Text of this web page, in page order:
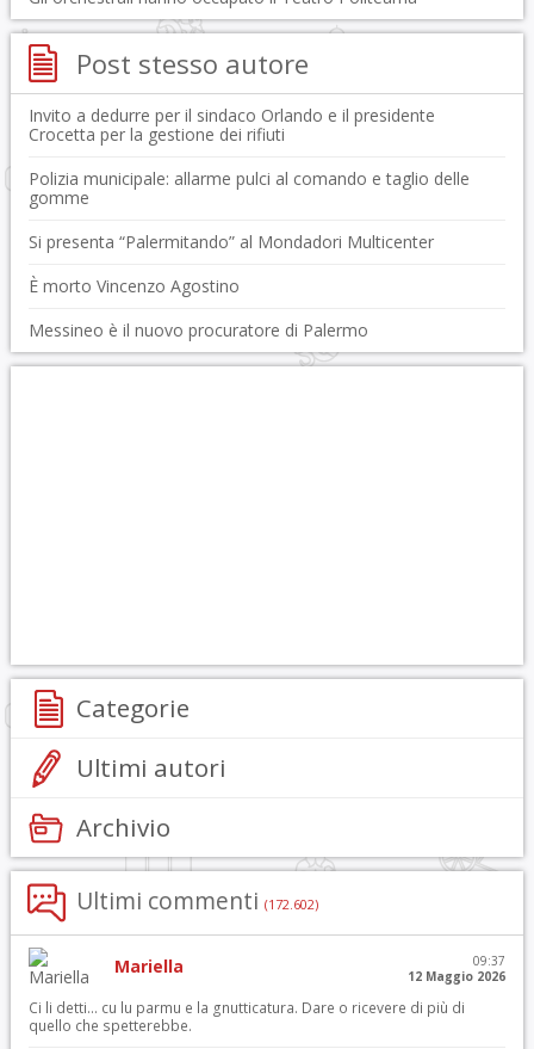
Post stesso autore
Invito a dedurre per il sindaco Orlando e il presidente
Crocetta per la gestione dei rifiuti
Polizia municipale: allarme pulci al comando e taglio delle
gomme
Si presenta “Palermitando” al Mondadori Multicenter
È morto Vincenzo Agostino
Messineo è il nuovo procuratore di Palermo
Categorie
Ultimi autori
Archivio
Ultimi commenti (172.602)
Mariella
09:37
12 Maggio 2026
Ci li detti… cu lu parmu e la gnutticatura. Dare o ricevere di più di
quello che spetterebbe.